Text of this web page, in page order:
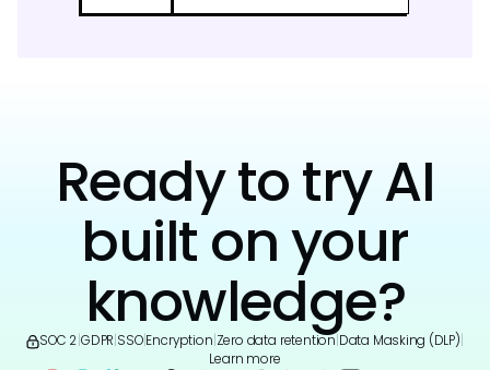
Ready to try AI
built on your
knowledge?
SOC 2 GDPR SSO|Encryption Zero data retention Data Masking (DLP)
Learn more